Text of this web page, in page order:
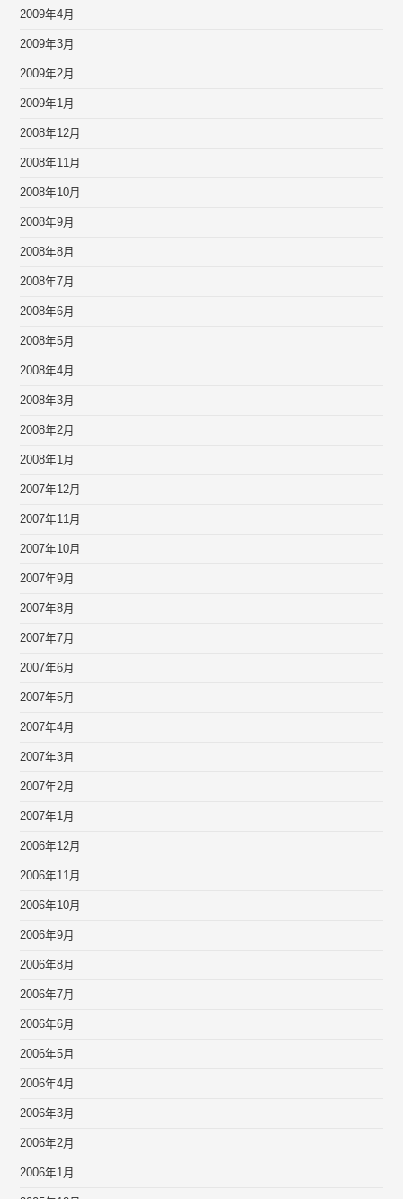
2009年4月
2009年3月
2009年2月
2009年1月
2008年12月
2008年11月
2008年10月
2008年9月
2008年8月
2008年7月
2008年6月
2008年5月
2008年4月
2008年3月
2008年2月
2008年1月
2007年12月
2007年11月
2007年10月
2007年9月
2007年8月
2007年7月
2007年6月
2007年5月
2007年4月
2007年3月
2007年2月
2007年1月
2006年12月
2006年11月
2006年10月
2006年9月
2006年8月
2006年7月
2006年6月
2006年5月
2006年4月
2006年3月
2006年2月
2006年1月